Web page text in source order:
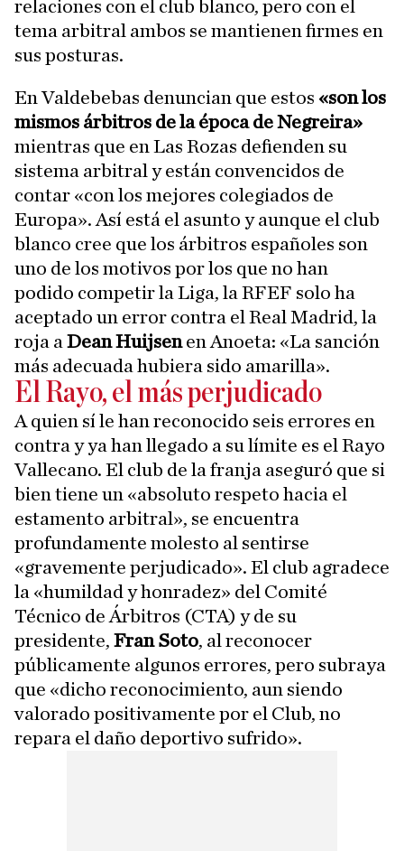
relaciones con el club blanco, pero con el
tema arbitral ambos se mantienen firmes en
sus posturas.
En Valdebebas denuncian que estos «son los
mismos árbitros de la época de Negreira»
mientras que en Las Rozas defienden su
sistema arbitral y están convencidos de
contar «con los mejores colegiados de
Europa». Así está el asunto y aunque el club
blanco cree que los árbitros españoles son
uno de los motivos por los que no han
podido competir la Liga, la RFEF solo ha
aceptado un error contra el Real Madrid, la
roja a Dean Huijsenen Anoeta: «La sanción
más adecuada hubiera sido amarilla».
El Rayo, el más perjudicado
A quien sí le han reconocido seis errores en
contra y ya han llegado a su límite es el Rayo
Vallecano. El club de la franja aseguró que si
bien tiene un «absoluto respeto hacia el
estamento arbitral», se encuentra
profundamente molesto al sentirse
«gravemente perjudicado». El club agradece
la «humildad y honradez» del Comité
Técnico de Árbitros (CTA) y de su
presidente, Fran Soto, al reconocer
públicamente algunos errores, pero subraya
que «dicho reconocimiento, aun siendo
valorado positivamente por el Club, no
repara el daño deportivo sufrido».